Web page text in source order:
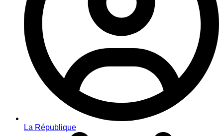
La République